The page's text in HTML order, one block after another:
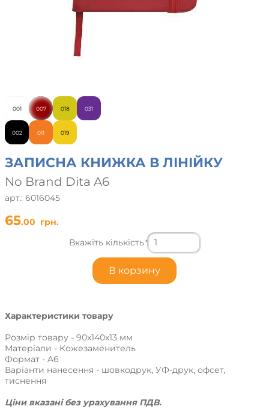
001
002
007
011
018
019
031
ЗАПИСНА КНИЖКА В ЛІНІЙКУ
No Brand Dita A6
арт.: 6016045
65.00 грн.
Вкажіть кількість*
Характеристики товару
Розмір товару - 90x140x13 мм
Матеріали - Кожезаменитель
Формат - A6
Варіанти нанесення - шовкодрук, УФ-друк, офсет,
тиснення
Ціни вказані без урахування ПДВ.
В корзину